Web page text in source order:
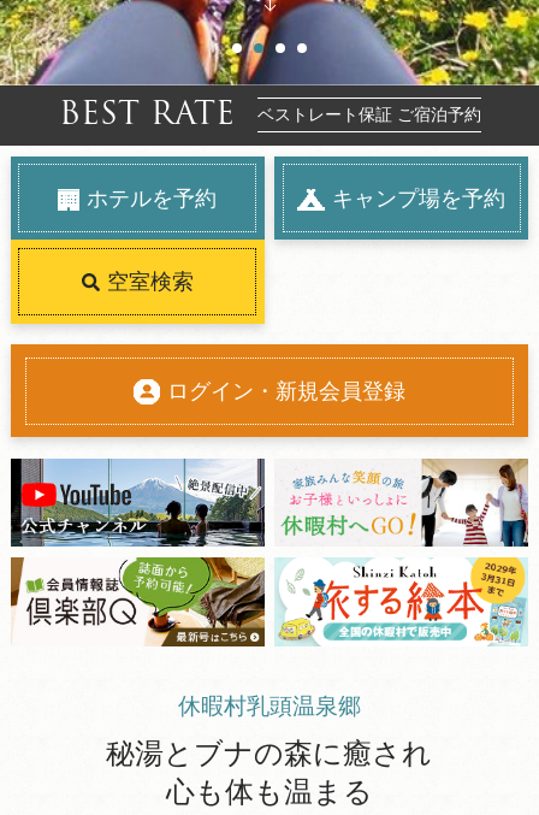
BEST RATE ベストレート保証 ご宿泊予約
ホテルを予約 キャンプ場を予約
空室検索
ログイン・新規会員登録
休暇村乳頭温泉郷
秘湯とブナの森に癒され
心も体も温まる